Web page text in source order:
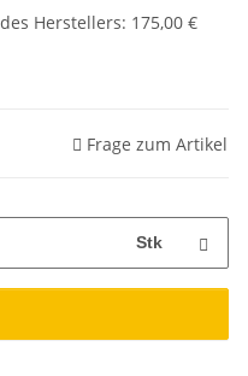
Herstellers: 175,00 €
Frage zum Artikel
Stk